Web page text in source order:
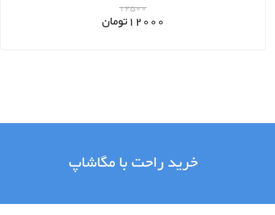
12500
12000تومان
خرید راحت با مگاشاپ